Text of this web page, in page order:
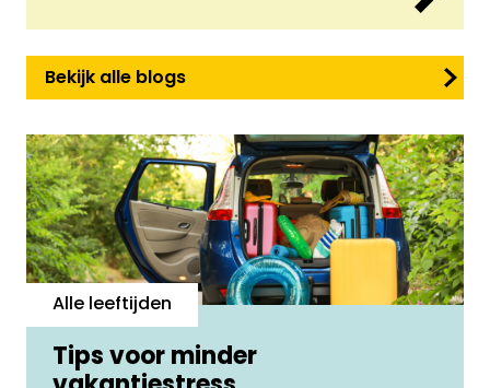
Bekijk alle blogs
Tips voor minder
Alle leeftijden